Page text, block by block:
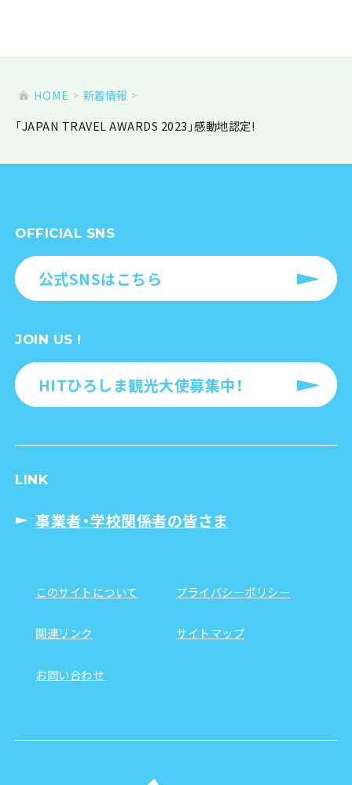
HOME
新着情報
「JAPAN TRAVEL AWARDS 2023」感動地認定!
OFFICIAL SNS
公式SNSはこちら
JOIN US !
HITひろしま観光大使募集中！
LINK
事業者・学校関係者の皆さま
このサイトについて プライバシーポリシー
関連リンク サイトマップ
お問い合わせ